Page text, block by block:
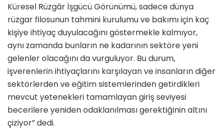
Küresel Rüzgâr İşgücü Görünümü, sadece dünya
rüzgar filosunun tahmini kurulumu ve bakımı için kaç
kişiye ihtiyaç duyulacağını göstermekle kalmıyor,
aynı zamanda bunların ne kadarının sektöre yeni
gelenler olacağını da vurguluyor. Bu durum,
işverenlerin ihtiyaçlarını karşılayan ve insanların diğer
sektörlerden ve eğitim sistemlerinden getirdikleri
mevcut yetenekleri tamamlayan giriş seviyesi
becerilere yeniden odaklanılması gerektiğinin altını
çiziyor” dedi.